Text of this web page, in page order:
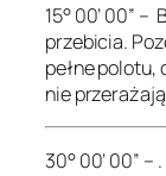
15° 00’ 00” –
przebicia.
pełne polotu,
nie
30° 00’ 00” – .